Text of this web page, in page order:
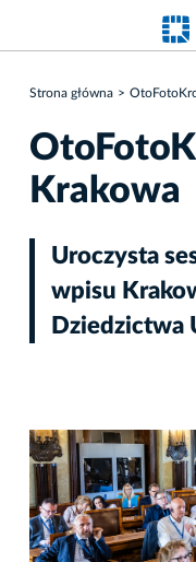
Strona główna
Krakowa
Uroczysta
wpisu
Dziedzictwa